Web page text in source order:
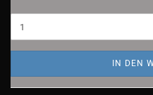
IN DEN